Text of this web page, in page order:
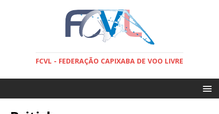
FCVL - FEDERAÇÃO CAPIXABA DE VOO LIVRE